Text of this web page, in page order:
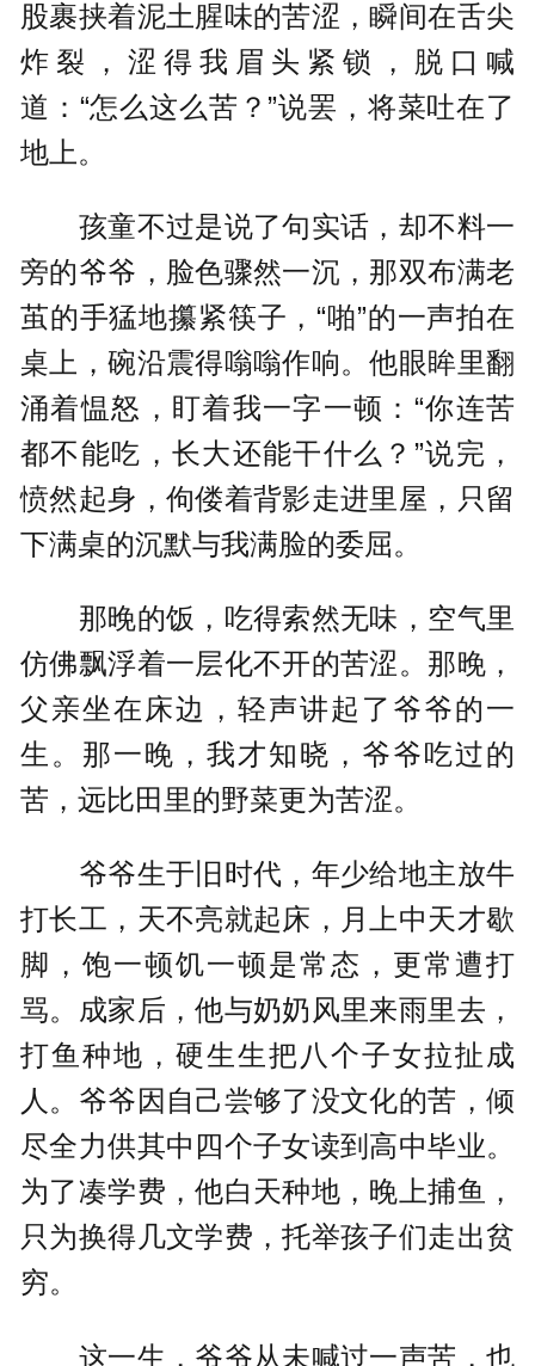
股裹挟着泥土腥味的苦涩，瞬间在舌尖
炸裂，涩得我眉头紧锁，脱口喊
道：“怎么这么苦？”说罢，将菜吐在了
地上。
孩童不过是说了句实话，却不料一
旁的爷爷，脸色骤然一沉，那双布满老
茧的手猛地攥紧筷子，“啪”的一声拍在
桌上，碗沿震得嗡嗡作响。他眼眸里翻
涌着愠怒，盯着我一字一顿：“你连苦
都不能吃，长大还能干什么？”说完，
愤然起身，佝偻着背影走进里屋，只留
下满桌的沉默与我满脸的委屈。
那晚的饭，吃得索然无味，空气里
仿佛飘浮着一层化不开的苦涩。那晚，
父亲坐在床边，轻声讲起了爷爷的一
生。那一晚，我才知晓，爷爷吃过的
苦，远比田里的野菜更为苦涩。
爷爷生于旧时代，年少给地主放牛
打长工，天不亮就起床，月上中天才歇
脚，饱一顿饥一顿是常态，更常遭打
骂。成家后，他与奶奶风里来雨里去，
打鱼种地，硬生生把八个子女拉扯成
人。爷爷因自己尝够了没文化的苦，倾
尽全力供其中四个子女读到高中毕业。
为了凑学费，他白天种地，晚上捕鱼，
只为换得几文学费，托举孩子们走出贫
穷。
这一生，爷爷从未喊过一声苦，也